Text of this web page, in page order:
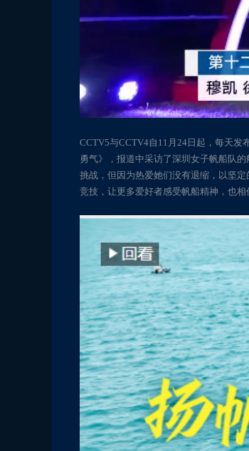
CCTV5与CCTV4自11月24日起，每天
勇气》，报道中采访了深圳女子帆船队
挑战，但因为热爱她们没有退缩，以坚
竞技，让更多爱好者感受帆船精神，也相